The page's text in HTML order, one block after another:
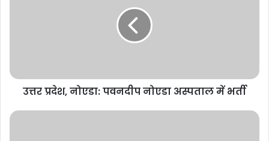
उत्तर प्रदेश, नोएडा: पवनदीप नोएडा अस्पताल में भर्ती
उत्तर